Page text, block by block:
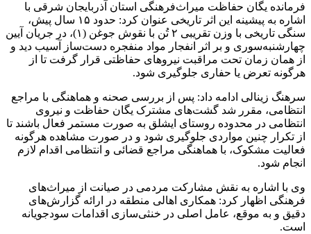
فرمانده یگان حفاظت میراث‌فرهنگی استان آذربایجان شرقی با
اشاره به پیشینه این اثر تاریخی عنوان کرد: حدود ۱۵ سال پیش،
سنگی تاریخی با وزن تقریبی ۲ تُن با نقوش جوغن (۱)، در جریان آیین
چهارشنبه‌سوری و بر اثر انفجار مواد منفجره دست‌ساز آسیب دید و
از همان زمان تحت مراقبت نیروهای حفاظتی قرار گرفت تا از
هرگونه تعرض یا حفاری جلوگیری شود.
سرهنگ زینالی ادامه داد: پس از بررسی صحنه و هماهنگی با مراجع
انتظامی، مقرر شد گشت‌های مشترک یگان حفاظت و نیروی
انتظامی در محدوده روستای ایشلق به صورت مستمر فعال باشند تا
از تکرار چنین مواردی جلوگیری شود و در صورت مشاهده هرگونه
فعالیت مشکوک، با هماهنگی مراجع قضائی و انتظامی اقدام لازم
انجام شود.
وی با اشاره به نقش مشارکت مردمی در صیانت از میراث‌های
فرهنگی اظهار کرد: همکاری اهالی منطقه در ارائه گزارش‌های
دقیق و به موقع، عامل اصلی در خنثی‌سازی اقدامات سودجویانه
است.